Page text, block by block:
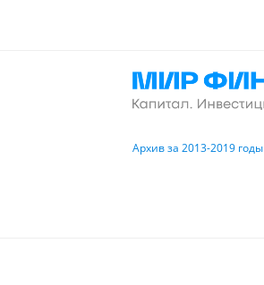
Архив за 2013-2019 годы